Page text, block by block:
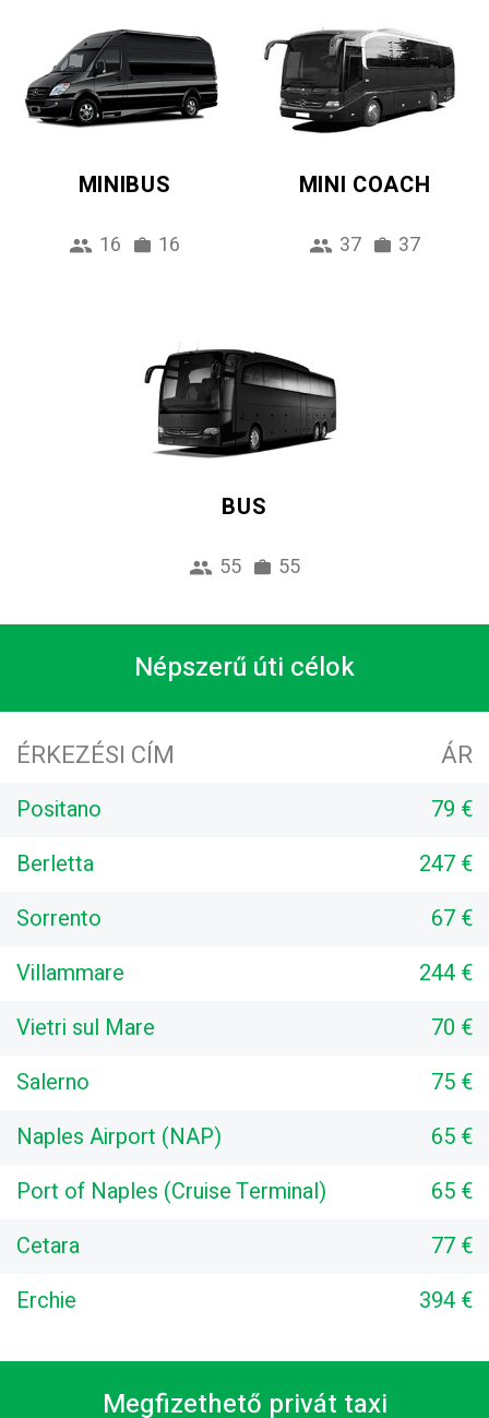
MINIBUS
16 16
MINI COACH
37 37
BUS
55 55
Népszerű úti célok
ÉRKEZÉSI CÍM ÁR
Positano
79 €
Berletta
247 €
Sorrento
67 €
Villammare
244 €
Vietri sul Mare
70 €
Salerno
75 €
Naples Airport (NAP)
65 €
Port of Naples (Cruise Terminal)
65 €
Cetara
77 €
Erchie
394 €
Megfizethető privát taxi